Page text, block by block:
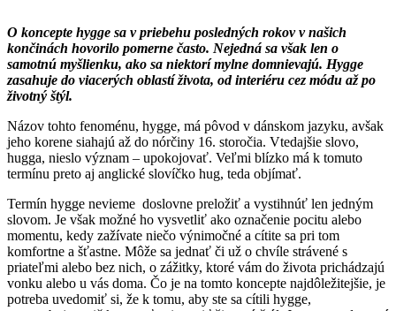
O koncepte hygge sa v priebehu posledných rokov v našich
končinách hovorilo pomerne často. Nejedná sa však len o
samotnú myšlienku, ako sa niektorí mylne domnievajú. Hygge
zasahuje do viacerých oblastí života, od interiéru cez módu až po
životný štýl.
Názov tohto fenoménu, hygge, má pôvod v dánskom jazyku, avšak
jeho korene siahajú až do nórčiny 16. storočia. Vtedajšie slovo,
hugga, nieslo význam – upokojovať. Veľmi blízko má k tomuto
termínu preto aj anglické slovíčko hug, teda objímať.
Termín hygge nevieme doslovne preložiť a vystihnúť len jedným
slovom. Je však možné ho vysvetliť ako označenie pocitu alebo
momentu, kedy zažívate niečo výnimočné a cítite sa pri tom
komfortne a šťastne. Môže sa jednať či už o chvíle strávené s
priateľmi alebo bez nich, o zážitky, ktoré vám do života prichádzajú
vonku alebo u vás doma. Čo je na tomto koncepte najdôležitejšie, je
potreba uvedomiť si, že k tomu, aby ste sa cítili hygge,